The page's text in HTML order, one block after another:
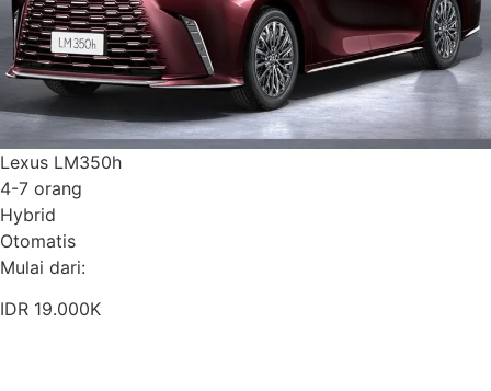
Lexus LM350h
4-7 orang
Hybrid
Otomatis
Mulai dari:
IDR 19.000K